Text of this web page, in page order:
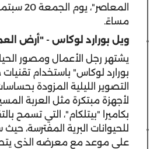
مساءً.
ويل بورارد لوكاس - "أرض
يشتهر رجل الأعمال ومصور
بورارد لوكاس" باستخدام
التصوير الليلية المزودة
لأجهزة مبتكرة مثل العربة
بكاميرا "بيتلكام"، التي تسمح
للحيوانات البرية المفترسة،
على موعد مع معرضه الذي